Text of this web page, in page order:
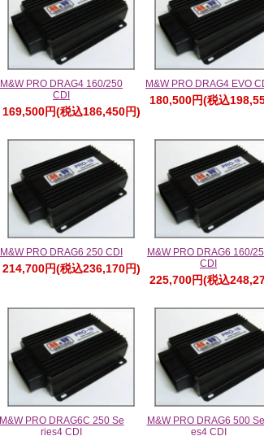
M&W PRO DRAG4 160/250
CDI
169,500円(税込186,450円)
M&W PRO DRAG4 EVO
180,500円(税込
M&W PRO DRAG6 250 CDI
214,700円(税込236,170円)
M&W PRO DRAG6 160/
CDI
225,700円(税込
M&W PRO DRAG6C 250 Se
ries4 CDI
M&W PRO DRAG6 500
es4 CDI